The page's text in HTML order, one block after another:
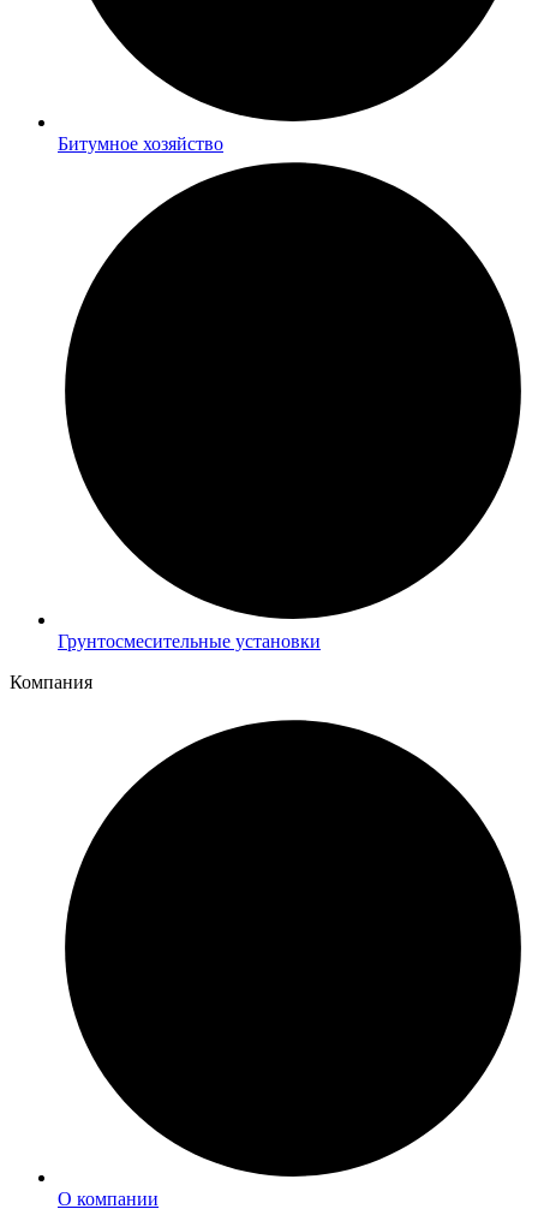
Битумное хозяйство
Грунтосмесительные установки
Компания
О компании